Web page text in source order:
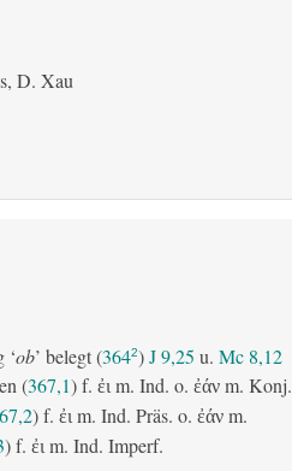
D. Xau
‘ob’ belegt (3642)J 9,25 u. Mc 8,12
(367,1) f. ἐι m. Ind. o. ἐάνm. Konj.
) f. ἐι m. Ind. Präs. o. ἐάνm.
) f. ἐι m. Ind. Imperf.